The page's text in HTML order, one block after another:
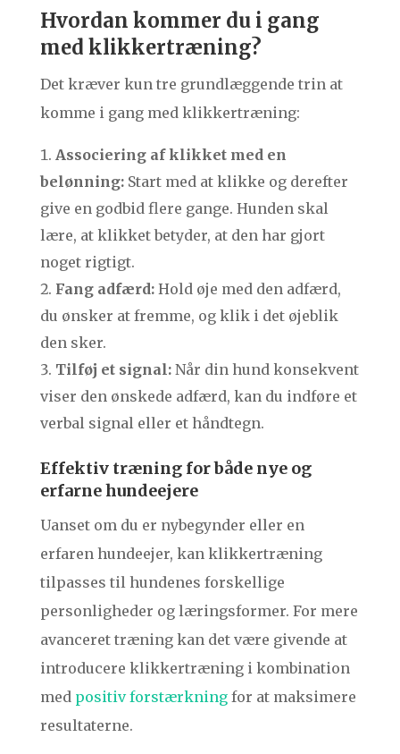
Hvordan kommer du i gang
med klikkertræning?
Det kræver kun tre grundlæggende trin at
komme i gang med klikkertræning:
Associering af klikket med en
belønning:Start med at klikke og derefter
give en godbid flere gange. Hunden skal
lære, at klikket betyder, at den har gjort
noget rigtigt.
Fang adfærd:Hold øje med den adfærd,
du ønsker at fremme, og klik i det øjeblik
den sker.
Tilføj et signal:Når din hund konsekvent
viser den ønskede adfærd, kan du indføre et
verbal signal eller et håndtegn.
Effektiv træning for både nye og
erfarne hundeejere
Uanset om du er nybegynder eller en
erfaren hundeejer, kan klikkertræning
tilpasses til hundenes forskellige
personligheder og læringsformer. For mere
avanceret træning kan det være givende at
introducere klikkertræning i kombination
med positiv forstærkningfor at maksimere
resultaterne.